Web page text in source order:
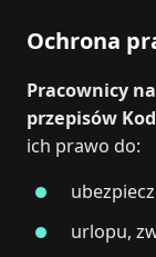
Ochrona
Pracownicy
przepisów
ich prawo do:
urlopu,